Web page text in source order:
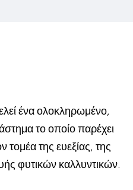
ένα ολοκληρωμένο,
το οποίο παρέχει
τομέα της ευεξίας, της
φυτικών καλλυντικών.